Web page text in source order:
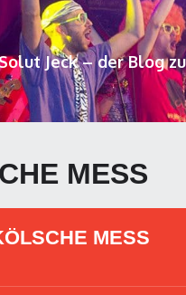
Jeck – der Blog
MESS
MESS